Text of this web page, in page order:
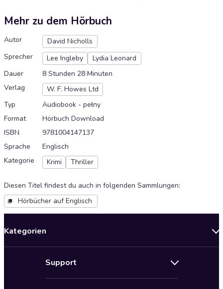
Mehr zu dem Hörbuch
Autor
David Nicholls
Sprecher
Lee Ingleby
Lydia Leonard
Dauer
8 Stunden 28 Minuten
Verlag
W. F. Howes Ltd
Typ
Audiobook - pełny
Format
Hörbuch Download
ISBN
9781004147137
Sprache
Englisch
Kategorie
Krimi Thriller
Diesen Titel findest du auch in folgenden Sammlungen:
Hörbücher auf Englisch
Kategorien
Support